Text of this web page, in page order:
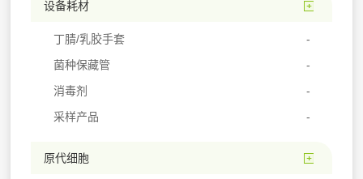
设备耗材
丁腈/乳胶手套
菌种保藏管
消毒剂
采样产品
原代细胞